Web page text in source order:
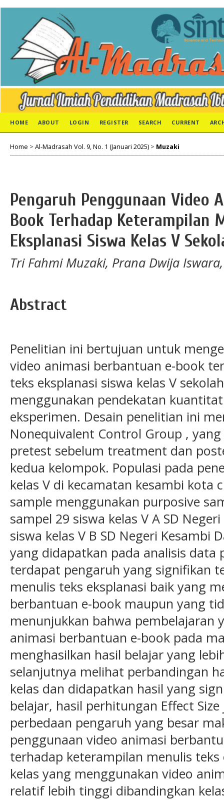
HOME ABOUT LOGIN REGISTER SEARCH CURRENT
Home > Al-Madrasah Vol. 9, No. 1 (Januari 2025) > Muzaki
Pengaruh Penggunaan Video
Book Terhadap Keterampilan
Eksplanasi Siswa Kelas V
Tri Fahmi Muzaki, Prana Dwija
Abstract
Penelitian ini bertujuan untuk
video animasi berbantuan e-book
teks eksplanasi siswa kelas V
menggunakan pendekatan
eksperimen. Desain penelitian ini
Nonequivalent Control Group ,
pretest sebelum treatment dan
kedua kelompok. Populasi pada
kelas V di kecamatan kesambi kota
sample menggunakan purposive
sampel 29 siswa kelas V A SD
siswa kelas V B SD Negeri Kesambi
yang didapatkan pada analisis data
terdapat pengaruh yang signifikan
menulis teks eksplanasi baik yang
berbantuan e-book maupun yang
menunjukkan bahwa pembelajaran
animasi berbantuan e-book pada
menghasilkan hasil belajar yang
selanjutnya melihat perbandingan
kelas dan didapatkan hasil yang
belajar, hasil perhitungan Effect
perbedaan pengaruh yang besar
penggunaan video animasi
terhadap keterampilan menulis teks
kelas yang menggunakan video
relatif lebih tinggi dibandingkan